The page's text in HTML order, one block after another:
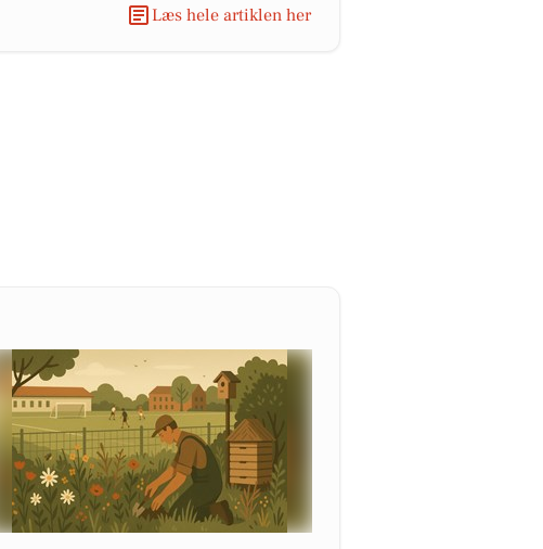
Læs hele artiklen her